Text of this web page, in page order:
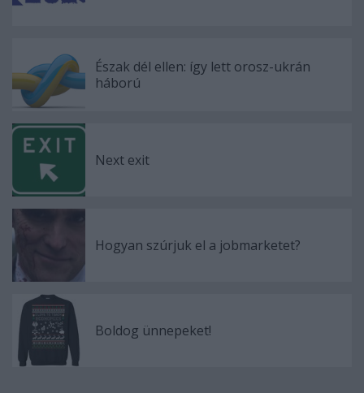
Észak dél ellen: így lett orosz-ukrán
háború
Next exit
Hogyan szúrjuk el a jobmarketet?
Boldog ünnepeket!